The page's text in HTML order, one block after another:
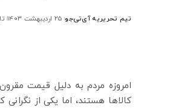
ارسال
تیم تحریریه آی‌تی‌جو ۲۵ اردیبهشت ۱۴۰۳
امروزه مردم به دلیل قیمت
کالاها هستند، اما یکی از